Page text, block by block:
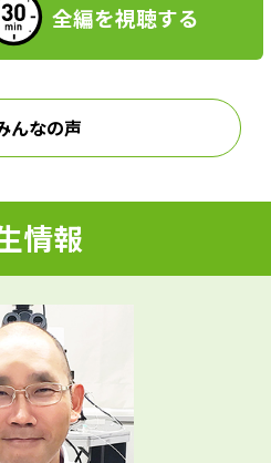
i
d
e
o
全編を視聴する
んなの声
情報